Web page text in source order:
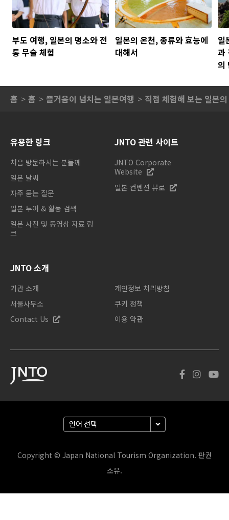
부도 여행, 일본의 명소와 전
통 무술 체험
일본의 온천, 종류와 효능에
대해서
일
과
의
홈 홈 즐거움이 넘치는 일본여행 직접 체험해 보는 일본
유용한 링크
처음 방문하시는 분들께
일본 날씨
자주 묻는 질문
일본 투어 & 활동 검색
일본 사진 및 동영상 자료 링
크
JNTO 관련 사이트
JNTO Corporate
Website
일본 컨벤션 뷰로
JNTO 소개
기관 소개
서울사무소
Contact Us
개인정보 처리방침
쿠키 정책
이용 약관
Copyright © Japan National Tourism Organization. 판권
소유.